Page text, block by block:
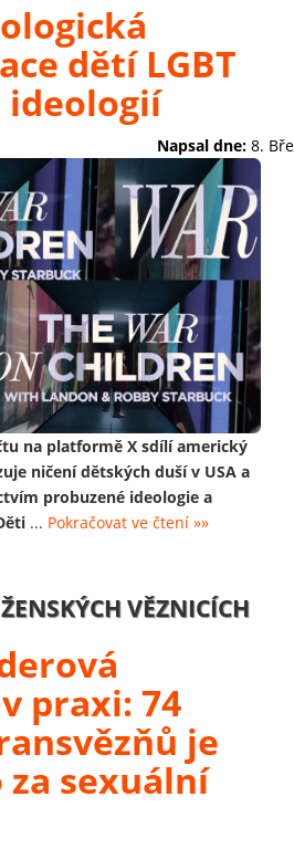
dětí LGBT
ideologií
Napsal dne: 8.
na platformě X sdílí americký
ničení dětských duší v USA a
probuzené ideologie a
... Pokračovat ve čtení »»
VĚZNICÍCH
praxi: 74
je
za sexuální